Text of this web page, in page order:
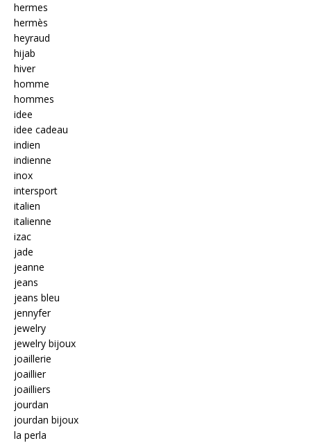
hermes
hermès
heyraud
hijab
hiver
homme
hommes
idee
idee cadeau
indien
indienne
inox
intersport
italien
italienne
izac
jade
jeanne
jeans
jeans bleu
jennyfer
jewelry
jewelry bijoux
joaillerie
joaillier
joailliers
jourdan
jourdan bijoux
la perla